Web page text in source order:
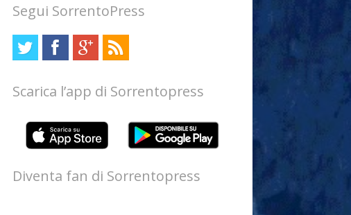
Segui SorrentoPress
Scarica l’app di Sorrentopress
Diventa fan di Sorrentopress